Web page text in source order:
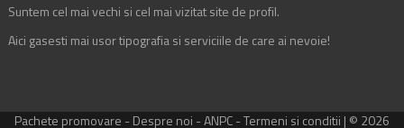
Suntem cel mai vechi si cel mai vizitat site de profil.
Aici gasesti mai usor tipografia si serviciile de care ai nevoie!
Pachete promovare - Despre noi -ANPC-Termeni si conditii | © 2026